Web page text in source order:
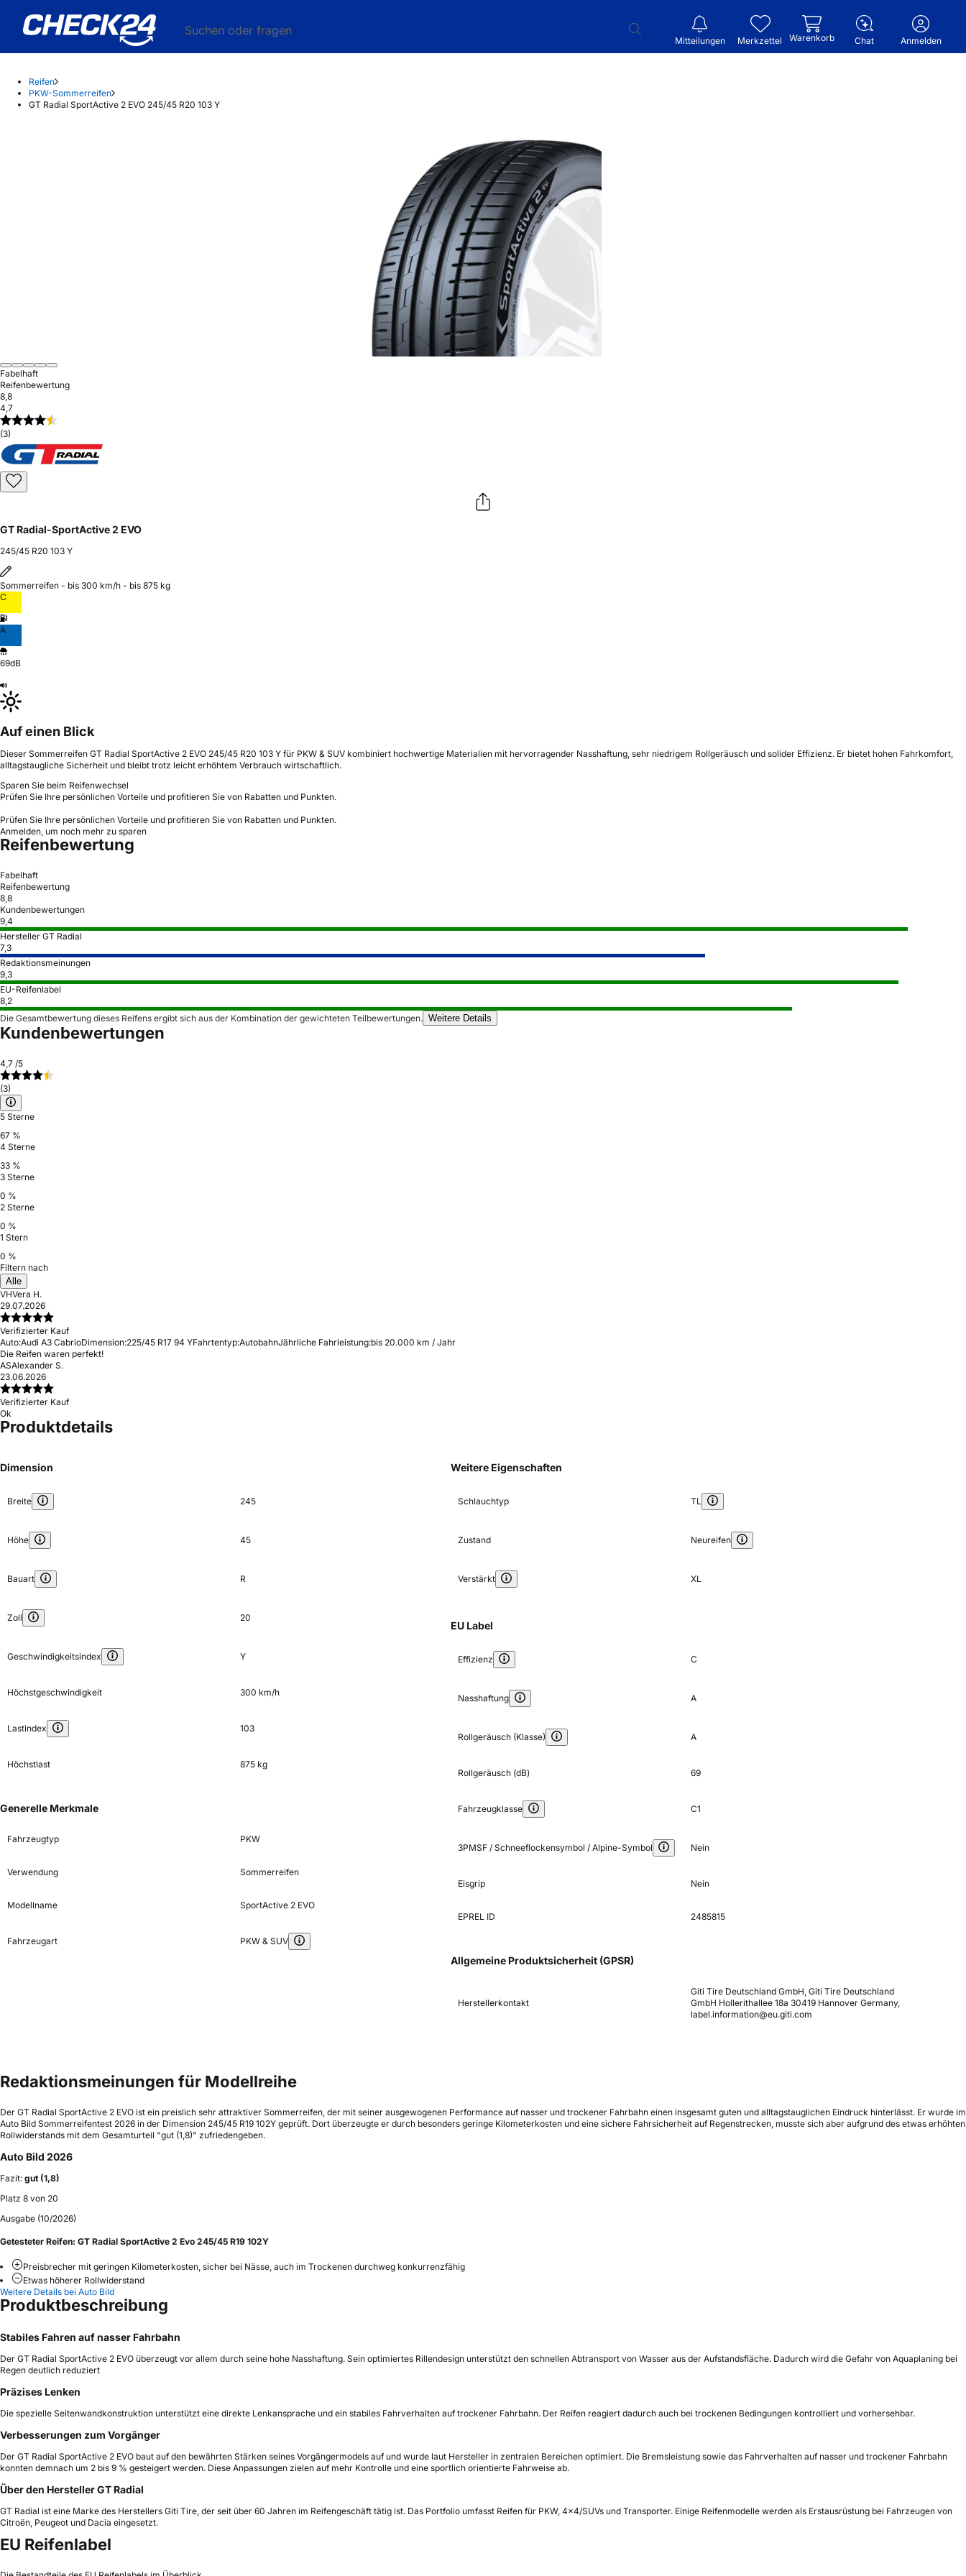
Suchen oder fragen
Mitteilungen Merkzettel Warenkorb Chat Anmelden
Reifen
PKW-Sommerreifen
GT Radial SportActive 2 EVO 245/45 R20 103 Y
Fabelhaft
Reifenbewertung
8,8
4,7
(3)
GT Radial-SportActive 2 EVO
245/45 R20 103 Y
Sommerreifen - bis 300 km/h - bis 875 kg
C
A
69dB
Auf einen Blick
Dieser Sommerreifen GT Radial SportActive 2 EVO 245/45 R20 103 Y für PKW & SUV kombiniert hochwertige Materialien mit hervorragender Nasshaftung, sehr niedrigem Rollgeräusch und solider Effizienz. Er bietet hohen Fahrkomfort,
alltagstaugliche Sicherheit und bleibt trotz leicht erhöhtem Verbrauch wirtschaftlich.
Sparen Sie beim Reifenwechsel
Prüfen Sie Ihre persönlichen Vorteile und profitieren Sie von Rabatten und Punkten.
Prüfen Sie Ihre persönlichen Vorteile und profitieren Sie von Rabatten und Punkten.
Anmelden, um noch mehr zu sparen
Reifenbewertung
Fabelhaft
Reifenbewertung
8,8
Kundenbewertungen
9,4
Hersteller GT Radial
7,3
Redaktionsmeinungen
9,3
EU-Reifenlabel
8,2
Die Gesamtbewertung dieses Reifens ergibt sich aus der Kombination der gewichteten Teilbewertungen. Weitere Details
Kundenbewertungen
4,7 /5
(3)
5 Sterne
67 %
4 Sterne
33 %
3 Sterne
0 %
2 Sterne
0 %
1 Stern
0 %
Filtern nach
Alle
VHVera H.
29.07.2026
Verifizierter Kauf
Auto:Audi A3 CabrioDimension:225/45 R17 94 YFahrtentyp:AutobahnJährliche Fahrleistung:bis 20.000 km / Jahr
Die Reifen waren perfekt!
ASAlexander S.
23.06.2026
Verifizierter Kauf
Ok
Produktdetails
Dimension
Breite 245
Höhe 45
Bauart R
Zoll 20
Geschwindigkeitsindex Y
Höchstgeschwindigkeit 300 km/h
Lastindex 103
Höchstlast 875 kg
Generelle Merkmale
Fahrzeugtyp PKW
Verwendung Sommerreifen
Modellname SportActive 2 EVO
Fahrzeugart PKW & SUV
Weitere Eigenschaften
Schlauchtyp TL
Zustand Neureifen
Verstärkt XL
EU Label
Effizienz C
Nasshaftung A
Rollgeräusch (Klasse) A
Rollgeräusch (dB) 69
Fahrzeugklasse C1
3PMSF / Schneeflockensymbol / Alpine-Symbol Nein
Eisgrip Nein
EPREL ID 2485815
Allgemeine Produktsicherheit (GPSR)
Herstellerkontakt
Giti Tire Deutschland GmbH, Giti Tire Deutschland
GmbH Hollerithallee 18a 30419 Hannover Germany,
label.information@eu.giti.com
Redaktionsmeinungen für Modellreihe
Der GT Radial SportActive 2 EVO ist ein preislich sehr attraktiver Sommerreifen, der mit seiner ausgewogenen Performance auf nasser und trockener Fahrbahn einen insgesamt guten und alltagstauglichen Eindruck hinterlässt. Er wurde im
Auto Bild Sommerreifentest 2026 in der Dimension 245/45 R19 102Y geprüft. Dort überzeugte er durch besonders geringe Kilometerkosten und eine sichere Fahrsicherheit auf Regenstrecken, musste sich aber aufgrund des etwas erhöhten
Rollwiderstands mit dem Gesamturteil "gut (1,8)" zufriedengeben.
Auto Bild 2026
Fazit: gut (1,8)
Platz 8 von 20
Ausgabe (10/2026)
Getesteter Reifen: GT Radial SportActive 2 Evo 245/45 R19 102Y
Preisbrecher mit geringen Kilometerkosten, sicher bei Nässe, auch im Trockenen durchweg konkurrenzfähig
Etwas höherer Rollwiderstand
Weitere Details bei Auto Bild
Produktbeschreibung
Stabiles Fahren auf nasser Fahrbahn
Der GT Radial SportActive 2 EVO überzeugt vor allem durch seine hohe Nasshaftung. Sein optimiertes Rillendesign unterstützt den schnellen Abtransport von Wasser aus der Aufstandsfläche. Dadurch wird die Gefahr von Aquaplaning bei
Regen deutlich reduziert
Präzises Lenken
Die spezielle Seitenwandkonstruktion unterstützt eine direkte Lenkansprache und ein stabiles Fahrverhalten auf trockener Fahrbahn. Der Reifen reagiert dadurch auch bei trockenen Bedingungen kontrolliert und vorhersehbar.
Verbesserungen zum Vorgänger
Der GT Radial SportActive 2 EVO baut auf den bewährten Stärken seines Vorgängermodels auf und wurde laut Hersteller in zentralen Bereichen optimiert. Die Bremsleistung sowie das Fahrverhalten auf nasser und trockener Fahrbahn
konnten demnach um 2 bis 9 % gesteigert werden. Diese Anpassungen zielen auf mehr Kontrolle und eine sportlich orientierte Fahrweise ab.
Über den Hersteller GT Radial
GT Radial ist eine Marke des Herstellers Giti Tire, der seit über 60 Jahren im Reifengeschäft tätig ist. Das Portfolio umfasst Reifen für PKW, 4x4/SUVs und Transporter. Einige Reifenmodelle werden als Erstausrüstung bei Fahrzeugen von
Citroën, Peugeot und Dacia eingesetzt.
EU Reifenlabel